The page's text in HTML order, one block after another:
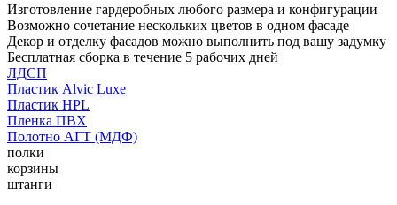
Изготовление гардеробных любого размера и конфигурации
Возможно сочетание нескольких цветов в одном фасаде
Декор и отделку фасадов можно выполнить под вашу задумку
Бесплатная сборка в течение 5 рабочих дней
ЛДСП
Пластик Alvic Luxe
Пластик HPL
Пленка ПВХ
Полотно АГТ (МДФ)
полки
корзины
штанги